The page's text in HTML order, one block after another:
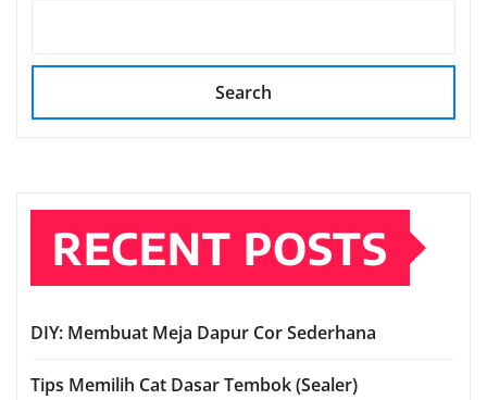
Search
RECENT POSTS
DIY: Membuat Meja Dapur Cor Sederhana
Tips Memilih Cat Dasar Tembok (Sealer)